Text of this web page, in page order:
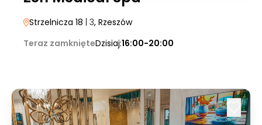
Strzelnicza 18 | 3, Rzeszów
Teraz zamknięteDzisiaj:16:00-20:00